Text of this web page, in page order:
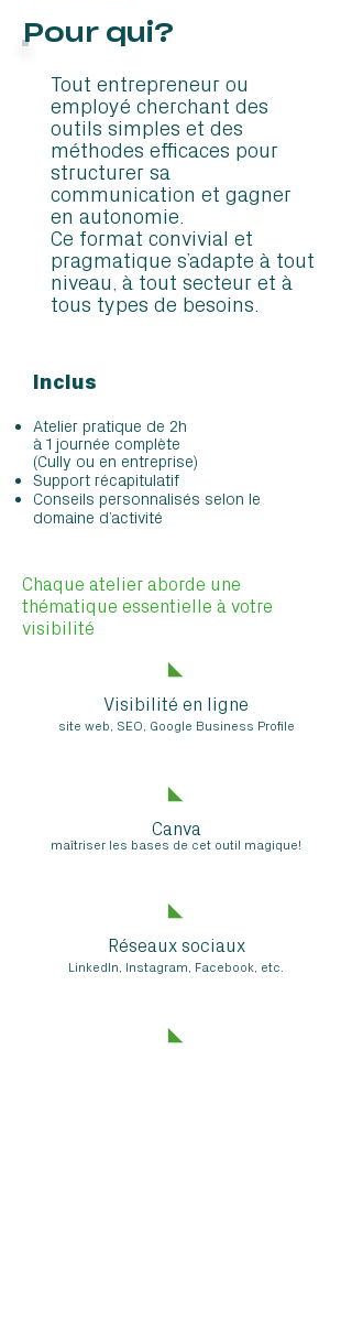
Tout entrepreneur ou
employé cherchant des
outils simples et des
méthodes efficaces pour
structurer sa
communication et gagner
en autonomie.
Ce format convivial et
pragmatique s’adapte à tout
niveau, à tout secteur et à
tous types de besoins.
Pour qui?
Inclus
Atelier pratique de 2h
à 1 journée complète
(Cully ou en entreprise)
Support récapitulatif
Conseils personnalisés selon le
domaine d’activité
Chaque atelier aborde une
thématique essentielle à votre
visibilité
Visibilité en ligne
site web, SEO, Google Business Profile
Canva
maîtriser les bases de cet outil magique!
Réseaux sociaux
LinkedIn, Instagram, Facebook, etc.